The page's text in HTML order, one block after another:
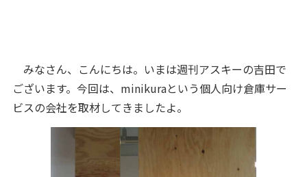
みなさん、こんにちは。いまは週刊アスキーの吉田で
ございます。今回は、minikuraという個人向け倉庫サー
ビスの会社を取材してきましたよ。